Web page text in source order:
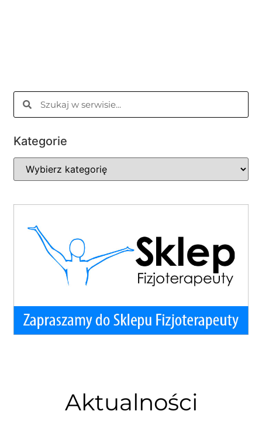
Kategorie
Aktualności